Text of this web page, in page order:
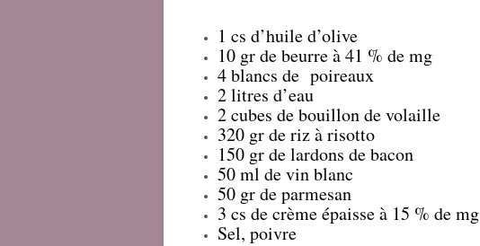
1 cs d’huile d’olive
10 gr de beurre à 41 % de mg
4 blancs de poireaux
2 litres d’eau
2 cubes de bouillon de volaille
320 gr de riz à risotto
150 gr de lardons de bacon
50 ml de vin blanc
50 gr de parmesan
3 cs de crème épaisse à 15 % de mg
Sel, poivre